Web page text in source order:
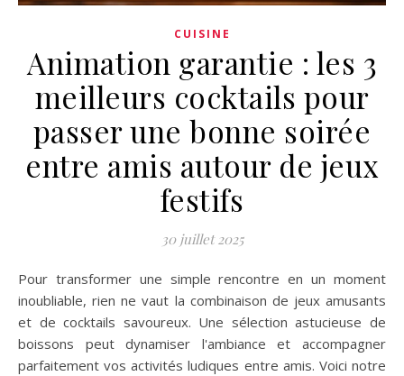
CUISINE
Animation garantie : les 3
meilleurs cocktails pour
passer une bonne soirée
entre amis autour de jeux
festifs
30 juillet 2025
Pour transformer une simple rencontre en un moment
inoubliable, rien ne vaut la combinaison de jeux amusants
et de cocktails savoureux. Une sélection astucieuse de
boissons peut dynamiser l'ambiance et accompagner
parfaitement vos activités ludiques entre amis. Voici notre